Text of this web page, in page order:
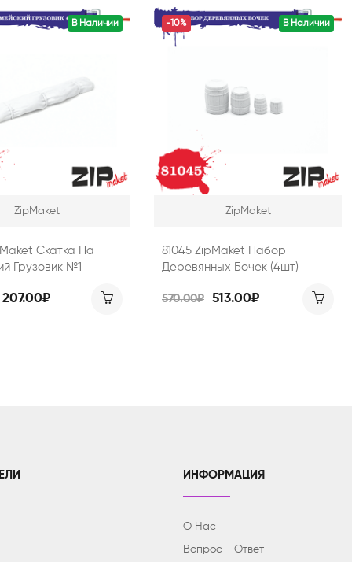
В Наличии
ZipMaket
Скатка На
Грузовик №1
207.00₽
В Наличии
-10%
ZipMaket
81045 ZipMaket Набор
Деревянных Бочек (4шт)
570.00₽ 513.00₽
ИНФОРМАЦИЯ
О Нас
Вопрос - Ответ